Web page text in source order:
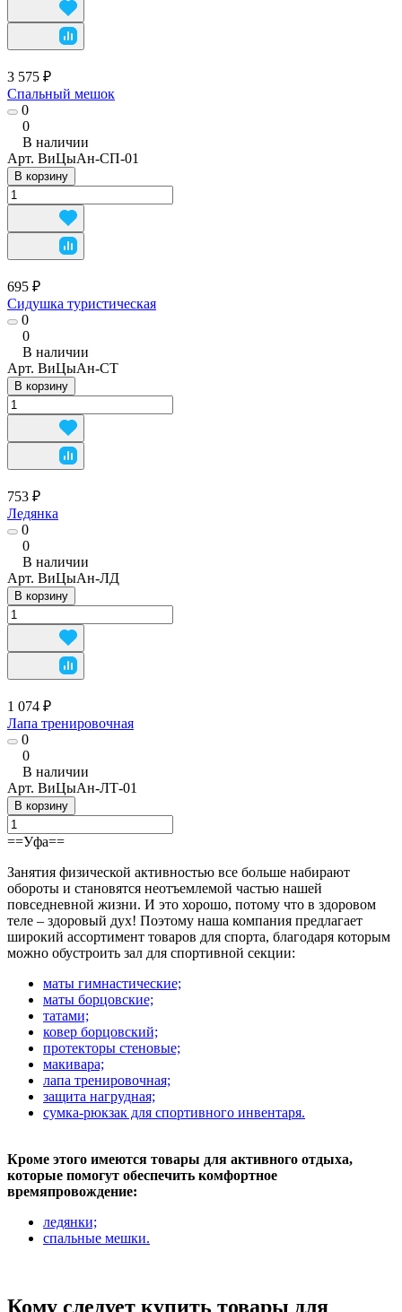
3 575 ₽
Спальный мешок
0
0
В наличии
Арт. ВиЦыАн-СП-01
В корзину
695 ₽
Сидушка туристическая
0
0
В наличии
Арт. ВиЦыАн-СТ
В корзину
753 ₽
Ледянка
0
0
В наличии
Арт. ВиЦыАн-ЛД
В корзину
1 074 ₽
Лапа тренировочная
0
0
В наличии
Арт. ВиЦыАн-ЛТ-01
В корзину
==Уфа==
Занятия физической активностью все больше набирают
обороты и становятся неотъемлемой частью нашей
повседневной жизни. И это хорошо, потому что в здоровом
теле – здоровый дух! Поэтому наша компания предлагает
широкий ассортимент товаров для спорта, благодаря которым
можно обустроить зал для спортивной секции:
маты гимнастические;
маты борцовские;
татами;
ковер борцовский;
протекторы стеновые;
макивара;
лапа тренировочная;
защита нагрудная;
сумка-рюкзак для спортивного инвентаря.
Кроме этого имеются товары для активного отдыха,
которые помогут обеспечить комфортное
времяпровождение:
ледянки;
спальные мешки.
Кому следует купить товары для